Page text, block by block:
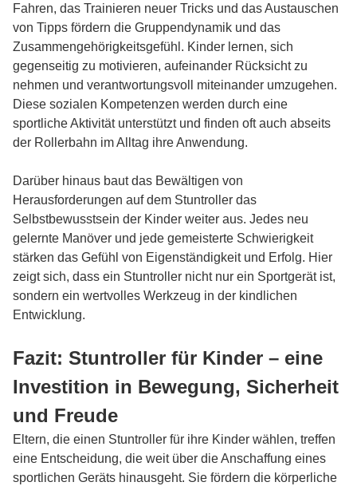
Fahren, das Trainieren neuer Tricks und das Austauschen
von Tipps fördern die Gruppendynamik und das
Zusammengehörigkeitsgefühl. Kinder lernen, sich
gegenseitig zu motivieren, aufeinander Rücksicht zu
nehmen und verantwortungsvoll miteinander umzugehen.
Diese sozialen Kompetenzen werden durch eine
sportliche Aktivität unterstützt und finden oft auch abseits
der Rollerbahn im Alltag ihre Anwendung.
Darüber hinaus baut das Bewältigen von
Herausforderungen auf dem Stuntroller das
Selbstbewusstsein der Kinder weiter aus. Jedes neu
gelernte Manöver und jede gemeisterte Schwierigkeit
stärken das Gefühl von Eigenständigkeit und Erfolg. Hier
zeigt sich, dass ein Stuntroller nicht nur ein Sportgerät ist,
sondern ein wertvolles Werkzeug in der kindlichen
Entwicklung.
Fazit: Stuntroller für Kinder – eine
Investition in Bewegung, Sicherheit
und Freude
Eltern, die einen Stuntroller für ihre Kinder wählen, treffen
eine Entscheidung, die weit über die Anschaffung eines
sportlichen Geräts hinausgeht. Sie fördern die körperliche